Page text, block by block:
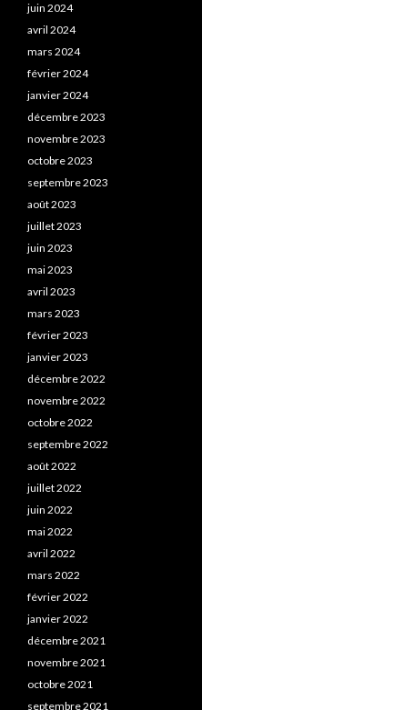
juin 2024
avril 2024
mars 2024
février 2024
janvier 2024
décembre 2023
novembre 2023
octobre 2023
septembre 2023
août 2023
juillet 2023
juin 2023
mai 2023
avril 2023
mars 2023
février 2023
janvier 2023
décembre 2022
novembre 2022
octobre 2022
septembre 2022
août 2022
juillet 2022
juin 2022
mai 2022
avril 2022
mars 2022
février 2022
janvier 2022
décembre 2021
novembre 2021
octobre 2021
septembre 2021